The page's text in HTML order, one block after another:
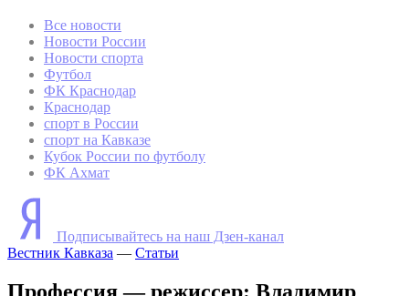
Все новости
Новости России
Новости спорта
Футбол
ФК Краснодар
Краснодар
спорт в России
спорт на Кавказе
Кубок России по футболу
ФК Ахмат
Подписывайтесь на наш Дзен-канал
Вестник Кавказа — Статьи